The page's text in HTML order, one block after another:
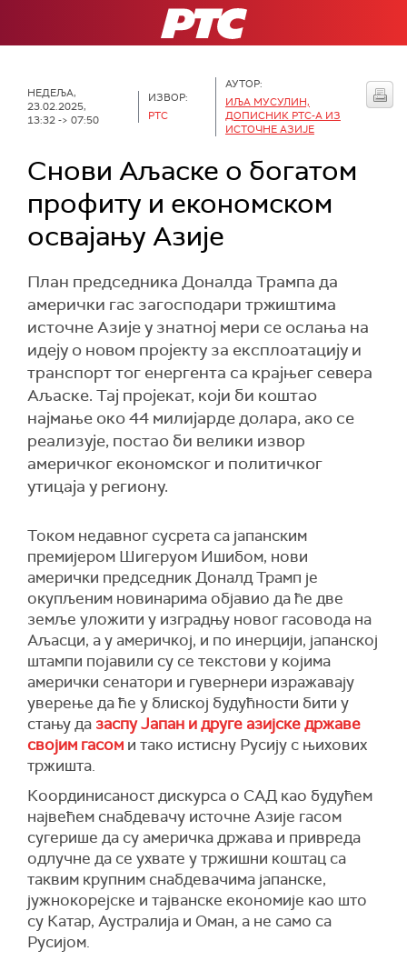
РТС
НЕДЕЉА,
23.02.2025,
13:32 -> 07:50
ИЗВОР:
РТС
АУТОР:
ИЉА МУСУЛИН,
ДОПИСНИК РТС-А ИЗ
ИСТОЧНЕ АЗИЈЕ
Снови Аљаске о богатом
профиту и економском
освајању Азије
План председника Доналда Трампа да
амерички гас загосподари тржиштима
источне Азије у знатној мери се ослања на
идеју о новом пројекту за експлоатацију и
транспорт тог енергента са крајњег севера
Аљаске. Тај пројекат, који би коштао
најмање око 44 милијарде долара, ако се
реализује, постао би велики извор
америчког економског и политичког
утицаја у региону.
Током недавног сусрета са јапанским
премијером Шигеруом Ишибом, нови
амерички председник Доналд Трамп је
окупљеним новинарима објавио да ће две
земље уложити у изградњу новог гасовода на
Аљасци, а у америчкој, и по инерцији, јапанској
штампи појавили су се текстови у којима
амерички сенатори и гувернери изражавају
уверење да ће у блиској будућности бити у
стању да заспу Јапан и друге азијске државе
својим гасом и тако истисну Русију с њихових
тржишта.
Координисаност дискурса о САД као будућем
највећем снабдевачу источне Азије гасом
сугерише да су америчка држава и привреда
одлучне да се ухвате у тржишни коштац са
таквим крупним снабдевачима јапанске,
јужнокорејске и тајванске економије као што
су Катар, Аустралија и Оман, а не само са
Русијом.